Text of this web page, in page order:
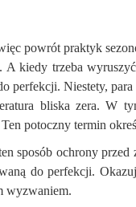
powrót praktyk
A kiedy trzeba
perfekcji. Niestety,
bliska zera. W
potoczny termin
sposób ochrony
do perfekcji.
wyzwaniem.